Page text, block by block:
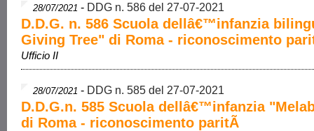
28/07/2021 - DDG n. 586 del 27-07-2021
D.D.G. n. 586 Scuola dellâ€™infanzia
Giving Tree" di Roma - riconoscimento
Ufficio II
28/07/2021 - DDG n. 585 del 27-07-2021
D.D.G.n. 585 Scuola dellâ€™infanzia
di Roma - riconoscimento paritÃ